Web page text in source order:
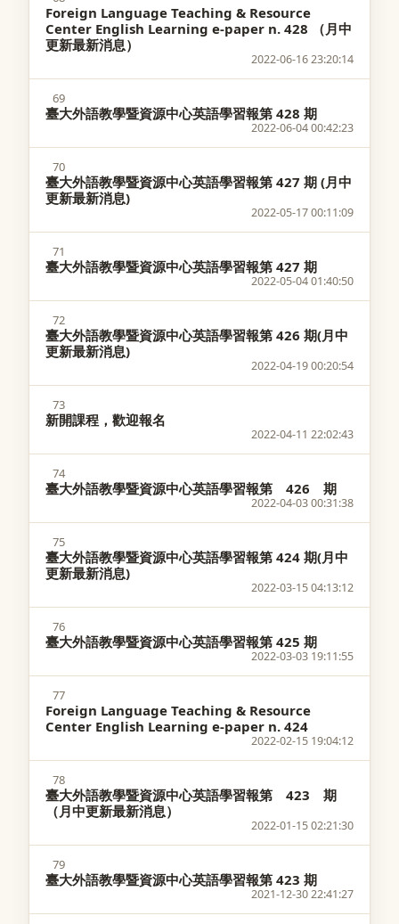
Foreign Language Teaching & Resource
Center English Learning e-paper n. 428 （月中
更新最新消息）
2022-06-16 23:20:14
69
臺大外語教學暨資源中心英語學習報第 428 期
2022-06-04 00:42:23
70
臺大外語教學暨資源中心英語學習報第 427 期 (月中
更新最新消息)
2022-05-17 00:11:09
71
臺大外語教學暨資源中心英語學習報第 427 期
2022-05-04 01:40:50
72
臺大外語教學暨資源中心英語學習報第 426 期(月中
更新最新消息)
2022-04-19 00:20:54
73
新開課程，歡迎報名
2022-04-11 22:02:43
74
臺大外語教學暨資源中心英語學習報第 426 期
2022-04-03 00:31:38
75
臺大外語教學暨資源中心英語學習報第 424 期(月中
更新最新消息)
2022-03-15 04:13:12
76
臺大外語教學暨資源中心英語學習報第 425 期
2022-03-03 19:11:55
77
Foreign Language Teaching & Resource
Center English Learning e-paper n. 424
2022-02-15 19:04:12
78
臺大外語教學暨資源中心英語學習報第 423 期
（月中更新最新消息）
2022-01-15 02:21:30
79
臺大外語教學暨資源中心英語學習報第 423 期
2021-12-30 22:41:27